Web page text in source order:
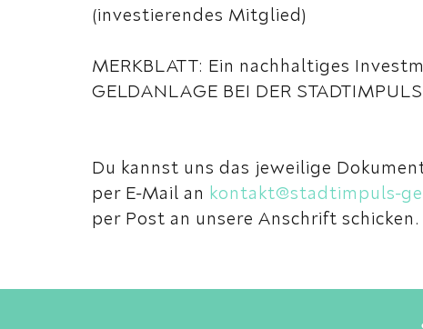
(investierendes Mitglied)
MERKBLATT: Ein nachhaltiges
GELDANLAGE BEI DER
Du kannst uns das jeweilige
per E-Mail an kontakt@stadtimpuls-
per Post an unsere Anschrift schicken.